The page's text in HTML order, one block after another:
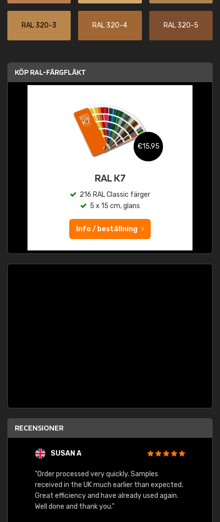
RAL 320-3 RAL 320-4 RAL 320-5
KÖP RAL-FÄRGFLÄKT
€15,95
RAL K7
216 RAL Classic färger
5 x 15 cm, glans
Info / beställning
RECENSIONER
SUSAN A
"Order processed very quickly. Samples
received in the UK much earlier than expected.
Great efficiency and have already used again.
Well done and thank you."